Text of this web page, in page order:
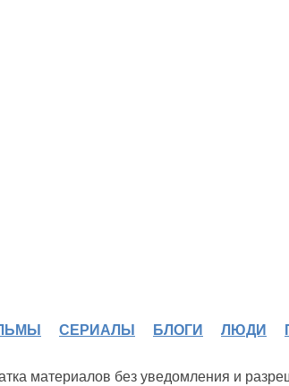
СЕРИАЛЫ БЛОГИ ЛЮДИ
материалов без уведомления и